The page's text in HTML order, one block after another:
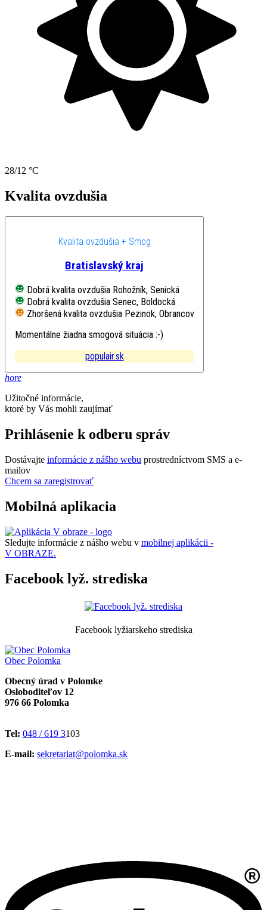
28/12 °C
Kvalita ovzdušia
Kvalita ovzdušia + Smog
Bratislavský kraj
Dobrá kvalita ovzdušia Rohožník, Senická
Dobrá kvalita ovzdušia Senec, Boldocká
Zhoršená kvalita ovzdušia Pezinok, Obrancov mieru
Momentálne žiadna smogová situácia :-)
populair.sk
hore
Užitočné informácie,
ktoré by Vás mohli zaujímať
Prihlásenie k odberu správ
Dostávajte informácie z nášho webu prostredníctvom SMS a e-
mailov
Chcem sa zaregistrovať
Mobilná aplikacia
Sledujte informácie z nášho webu v mobilnej aplikácii -
V OBRAZE.
Facebook lyž. strediska
Facebook lyžiarskeho strediska
Obec Polomka
Obecný úrad v Polomke
Osloboditeľov 12
976 66 Polomka
Tel: 048 / 619 3103
E-mail: sekretariat@polomka.sk